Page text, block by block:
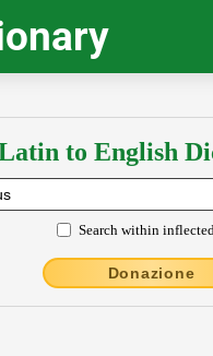
to English
Search within
Donazione